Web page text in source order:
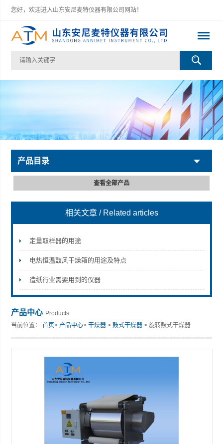
您好，欢迎进入山东安尼麦特仪器有限公司网站！
山东安尼麦特仪器有限公司
产品目录
查看全部产品
相关文章 / Related articles
定量取样器的用途
电热恒温鼓风干燥箱的用途及特点
造纸行业需要用到的仪器
产品中心 Products
当前位置：首页>产品中心>干燥器 >鼓式干燥器 > 旋转鼓式干燥器